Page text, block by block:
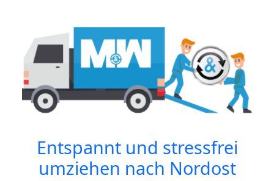
Entspannt und stressfrei
umziehen nach Nordost